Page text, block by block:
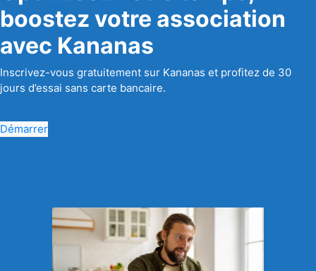
boostez votre association
avec Kananas
Inscrivez-vous gratuitement sur Kananas et profitez de 30
jours d’essai sans carte bancaire.
Démarrer